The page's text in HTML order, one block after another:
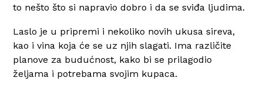
to nešto što si napravio dobro i da se sviđa ljudima.
Laslo je u pripremi i nekoliko novih ukusa sireva,
kao i vina koja će se uz njih slagati. Ima različite
planove za budućnost, kako bi se prilagodio
željama i potrebama svojim kupaca.